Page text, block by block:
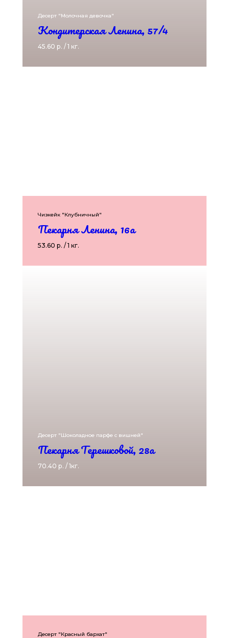
Десерт "Молочная девочка"
Кондитерская Ленина, 57/4
45.60 р. / 1 кг.
Чизкейк "Клубничный"
Пекарня Ленина, 16а
53.60 р. / 1 кг.
Десерт "Шоколадное парфе с вишней"
Пекарня Терешковой, 28а
70.40 р. / 1кг.
Десерт "Красный бархат"